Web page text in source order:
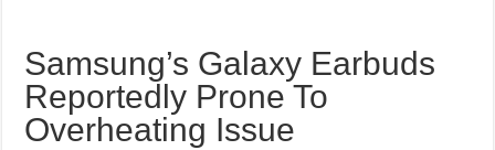
Samsung’s Galaxy Earbuds
Reportedly Prone To
Overheating Issue